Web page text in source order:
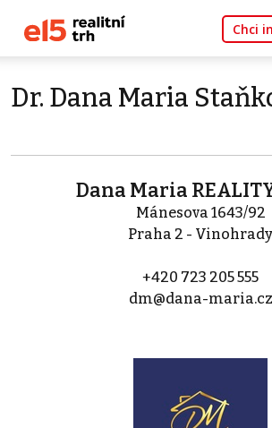
Chci
Dr. Dana Maria
Dana Maria
Mánesova 1643/92
Praha 2 - Vinohrady
+420 723 205 555
dm@dana-maria.cz